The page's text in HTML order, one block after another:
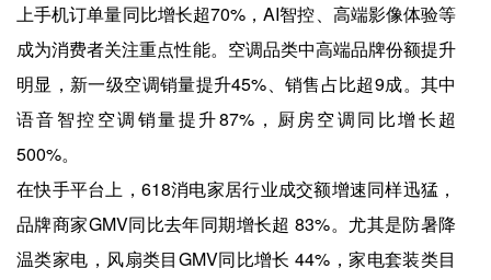
上手机订单量同比增长超70%，AI智控、高端影像体验等
成为消费者关注重点性能。空调品类中高端品牌份额提升
明显，新一级空调销量提升45%、销售占比超9成。其中
语音智控空调销量提升87%，厨房空调同比增长超
500%。
在快手平台上，618消电家居行业成交额增速同样迅猛，
品牌商家GMV同比去年同期增长超 83%。尤其是防暑降
温类家电，风扇类目GMV同比增长 44%，家电套装类目